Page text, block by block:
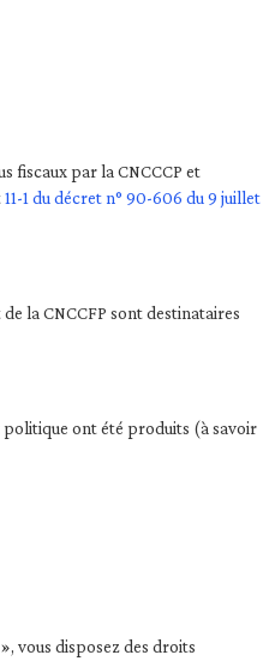
fiscaux par la CNCCCP et
11-1 du décret n° 90-606 du 9 juillet
la CNCCFP sont destinataires
politique ont été produits (à savoir
vous disposez des droits